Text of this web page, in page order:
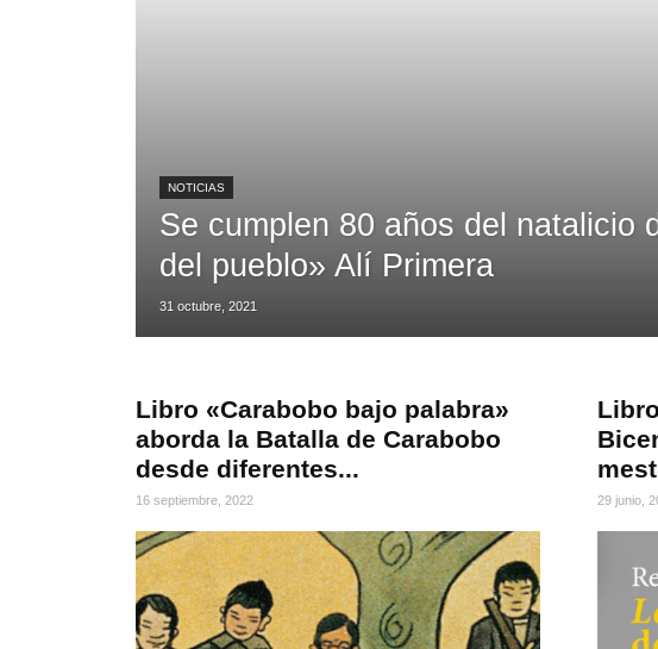
NOTICIAS
Se cumplen 80 años del natalicio
del pueblo» Alí Primera
31 octubre, 2021
Libro «Carabobo bajo palabra»
aborda la Batalla de Carabobo
desde diferentes...
16 septiembre, 2022 29 junio,